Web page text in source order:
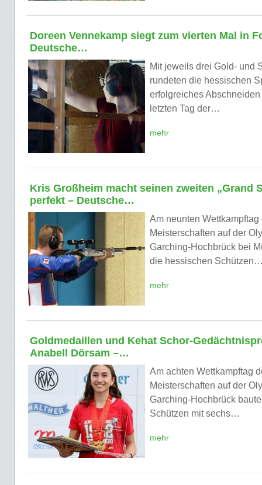
Doreen Vennekamp siegt zum vierten Mal in
Deutsche…
Mit jeweils drei Gold- und
rundeten die hessischen
erfolgreiches
letzten Tag der…
mehr
Kris Großheim macht seinen zweiten „Grand
perfekt – Deutsche…
Am neunten
Meisterschaften auf der
Garching-Hochbrück bei
die hessischen
mehr
Goldmedaillen und Kehat Schor-
Anabell Dörsam –…
Am achten Wettkampftag
Meisterschaften auf der
Garching-Hochbrück
Schützen mit sechs…
mehr